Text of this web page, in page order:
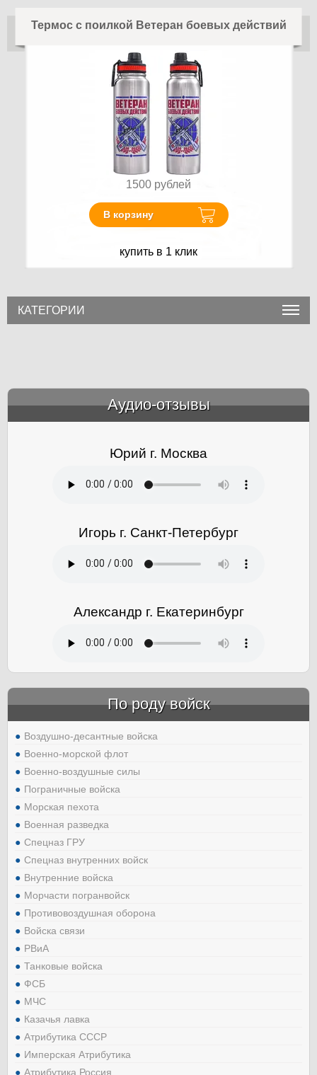
Термос с поилкой Ветеран боевых действий
1500 рублей
В корзину
купить в 1 клик
КАТЕГОРИИ
Аудио-отзывы
Юрий г. Москва
Игорь г. Санкт-Петербург
Александр г. Екатеринбург
По роду войск
Воздушно-десантные войска
Военно-морской флот
Военно-воздушные силы
Пограничные войска
Морская пехота
Военная разведка
Спецназ ГРУ
Спецназ внутренних войск
Внутренние войска
Морчасти погранвойск
Противовоздушная оборона
Войска связи
РВиА
Танковые войска
ФСБ
МЧС
Казачья лавка
Атрибутика СССР
Имперская Атрибутика
Атрибутика Россия